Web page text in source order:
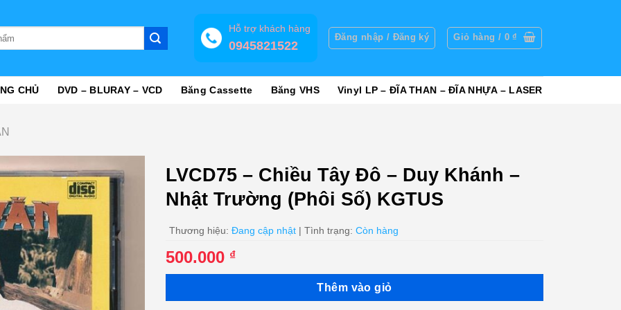
Hỗ trợ khách hàng
0945821522
Đăng nhập / Đăng ký Giỏ hàng / 0₫
CHỦ DVD – BLURAY – VCD Băng Cassette Băng VHS Vinyl LP – ĐĨA THAN – ĐĨA NHỰA – LASER
LVCD75 – Chiều Tây Đô – Duy Khánh –
Nhật Trường (Phôi Số) KGTUS
Thương hiệu: Đang cập nhật | Tình trạng: Còn hàng
500.000 ₫
Thêm vào giỏ